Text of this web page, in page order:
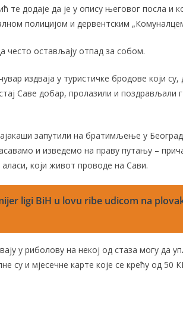
те додаје да је у опису његовог посла и
полицијом и дервентским
често остављају отпад за собом.
издваја у туристичке бродове који су,
Саве добар, пролазили и поздрављали
запутили на братимљење у
и изведемо на праву путању –
који живот проводе на Сави.
ligi BiH u lovu ribe udicom na
у риболову на некој од стаза могу да
су и мјесечне карте које се крећу од 50